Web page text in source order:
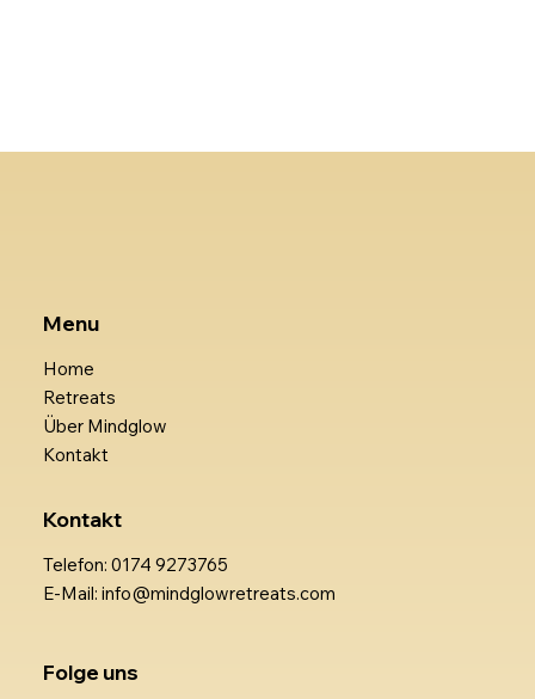
Menu
Home
Retreats
Über Mindglow
Kontakt
Kontakt
Telefon: 0174 9273765
E-Mail: info@mindglowretreats.com
Folge uns